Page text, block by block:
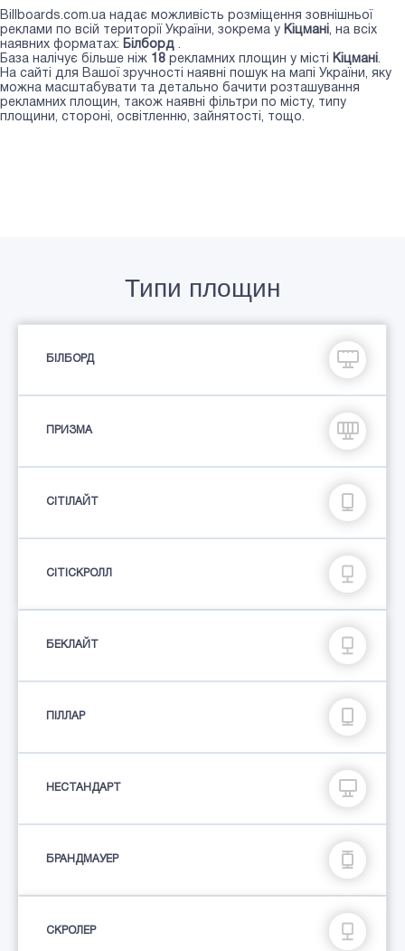
Billboards.com.ua надає можливість розміщення зовнішньої
реклами по всій території України, зокрема у Кіцмані, на всіх
наявних форматах: Білборд .
База налічує більше ніж 18 рекламних площин у місті Кіцмані.
На сайті для Вашої зручності наявні пошук на мапі України, яку
можна масштабувати та детально бачити розташування
рекламних площин, також наявні фільтри по місту, типу
площини, стороні, освітленню, зайнятості, тощо.
Типи площин
БІЛБОРД
ПРИЗМА
СIТIЛАЙТ
СІТІСКРОЛЛ
БЕКЛАЙТ
ПIЛЛАР
НЕСТАНДАРТ
БРАНДМАУЕР
СКРОЛЕР